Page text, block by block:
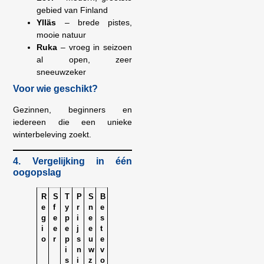
gebied van Finland
Ylläs – brede pistes,
mooie natuur
Ruka – vroeg in seizoen
al open, zeer
sneeuwzeker
Voor wie geschikt?
Gezinnen, beginners en
iedereen die een unieke
winterbeleving zoekt.
4. Vergelijking in één
oogopslag
R
e
g
i
o
S
f
e
e
r
T
y
p
e
p
i
s
P
r
i
j
s
n
i
S
n
e
e
u
w
z
B
e
s
t
e
v
o